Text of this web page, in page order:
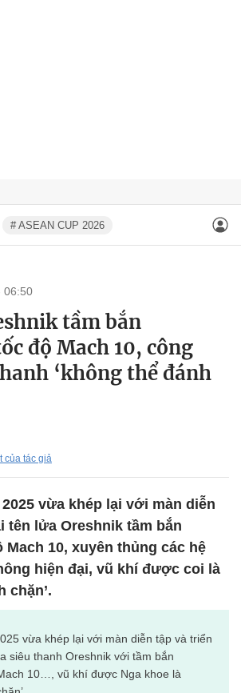
# ASEAN CUP 2026
06:50
tầm bắn
độ Mach 10, công
‘không thể đánh
của tác giả
vừa khép lại với màn diễn
tên lửa Oreshnik tầm bắn
Mach 10, xuyên thủng các hệ
hiện đại, vũ khí được coi là
chặn’.
vừa khép lại với màn diễn tập và triển
siêu thanh Oreshnik với tầm bắn
10…, vũ khí được Nga khoe là